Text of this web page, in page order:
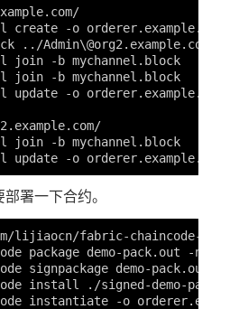
create -o
../Admin\@org2.example.com/
join -b mychannel.block
join -b mychannel.block   //将
update -o
join -b mychannel.block
署一下合约。
lijiaocn/fabric-chaincode-
package demo-pack.out -n
signpackage demo-pack.out
install ./signed-demo-
instantiate -o